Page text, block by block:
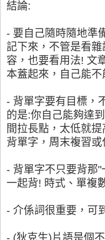
結論:
- 要自己隨時隨地準
記下來，不管是看
容，也要看用法! 文
本蓋起來，自己能
- 背單字要有目標，
的是:你自己能夠達
間拉長點，太低就
背單字，周末複習或
- 背單字不只要背那
一起背! 時式、單複
- 介係詞很重要，可